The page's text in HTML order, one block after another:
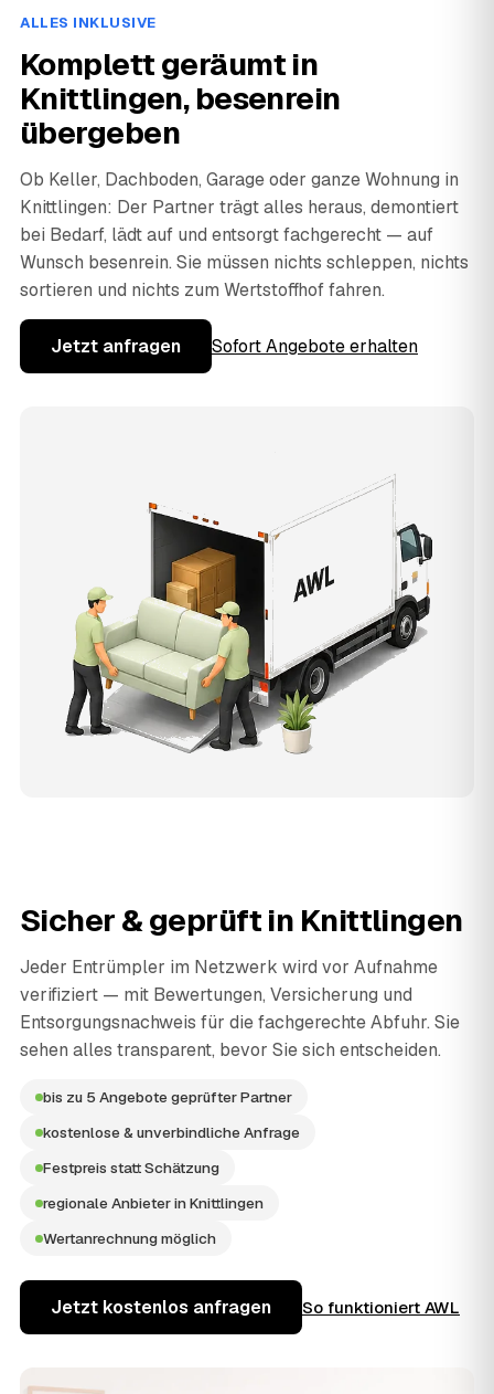
ALLES INKLUSIVE
Komplett geräumt in
Knittlingen, besenrein
übergeben
Ob Keller, Dachboden, Garage oder ganze Wohnung in
Knittlingen: Der Partner trägt alles heraus, demontiert
bei Bedarf, lädt auf und entsorgt fachgerecht — auf
Wunsch besenrein. Sie müssen nichts schleppen, nichts
sortieren und nichts zum Wertstoffhof fahren.
Jetzt anfragen Sofort Angebote erhalten
Sicher & geprüft in Knittlingen
Jeder Entrümpler im Netzwerk wird vor Aufnahme
verifiziert — mit Bewertungen, Versicherung und
Entsorgungsnachweis für die fachgerechte Abfuhr. Sie
sehen alles transparent, bevor Sie sich entscheiden.
bis zu 5 Angebote geprüfter Partner
kostenlose & unverbindliche Anfrage
Festpreis statt Schätzung
regionale Anbieter in Knittlingen
Wertanrechnung möglich
Jetzt kostenlos anfragen So funktioniert AWL